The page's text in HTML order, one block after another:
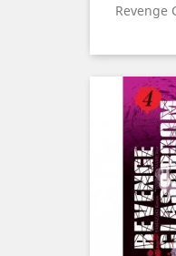
Revenge